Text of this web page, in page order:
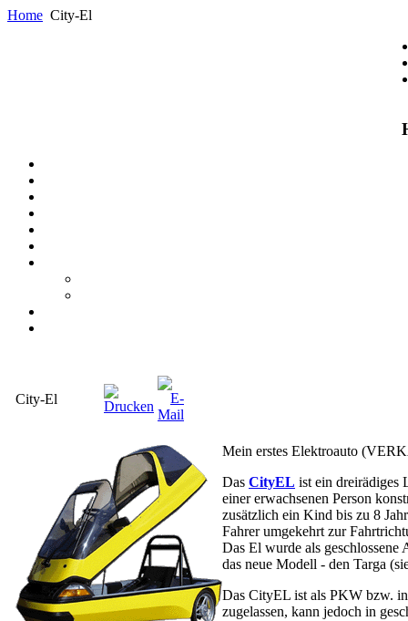
Home City-El
City-El
Mein erstes Elektroauto
Das CityEL ist ein dreirädiges
einer erwachsenen Person
zusätzlich ein Kind bis zu 8
Fahrer umgekehrt zur
Das El wurde als
das neue Modell - den Targa
Das CityEL ist als PKW bzw.
zugelassen, kann jedoch in